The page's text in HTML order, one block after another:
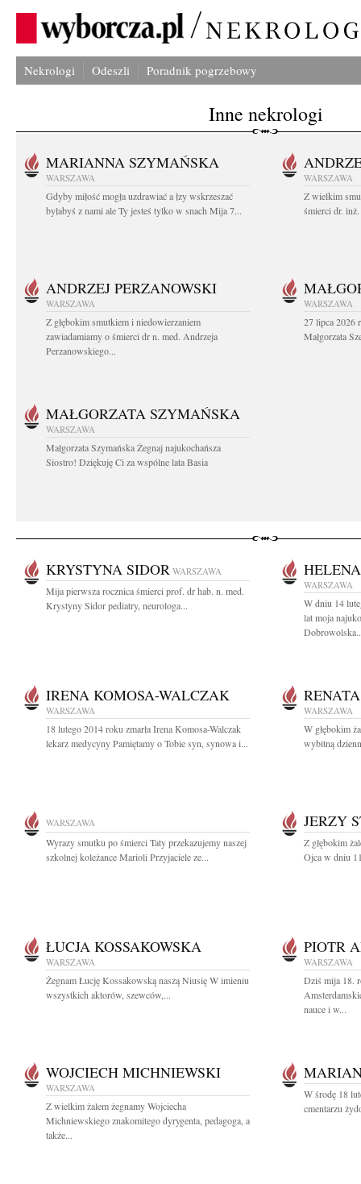
Nekrologi Odeszli Poradnik pogrzebowy
Inne nekrologi
MARIANNA SZYMAŃSKA
WARSZAWA
Gdyby miłość mogła uzdrawiać a łzy wskrzeszać
byłabyś z nami ale Ty jesteś tylko w snach Mija 7...
WARSZAWA
Z wielkim
śmierci dr.
ANDRZEJ PERZANOWSKI
WARSZAWA
Z głębokim smutkiem i niedowierzaniem
zawiadamiamy o śmierci dr n. med. Andrzeja
Perzanowskiego...
WARSZAWA
27 lipca 2026
Małgorzata
MAŁGORZATA SZYMAŃSKA
WARSZAWA
Małgorzata Szymańska Żegnaj najukochańsza
Siostro! Dziękuję Ci za wspólne lata Basia
KRYSTYNA SIDOR WARSZAWA
Mija pierwsza rocznica śmierci prof. dr hab. n. med.
Krystyny Sidor pediatry, neurologa...
WARSZAWA
W dniu 14
lat moja
IRENA KOMOSA-WALCZAK
WARSZAWA
18 lutego 2014 roku zmarła Irena Komosa-Walczak
lekarz medycyny Pamiętamy o Tobie syn, synowa i...
WARSZAWA
W głębokim
wybitną
WARSZAWA
Wyrazy smutku po śmierci Taty przekazujemy naszej
szkolnej koleżance Marioli Przyjaciele ze...
JERZY
Z głębokim
Ojca w dniu
ŁUCJA KOSSAKOWSKA
WARSZAWA
Żegnam Łucję Kossakowską naszą Niusię W imieniu
wszystkich aktorów, szewców,...
PIOTR
WARSZAWA
Dziś mija 18.
nauce i w...
WOJCIECH MICHNIEWSKI
WARSZAWA
Z wielkim żalem żegnamy Wojciecha
Michniewskiego znakomitego dyrygenta, pedagoga, a
także...
W środę 18
cmentarzu